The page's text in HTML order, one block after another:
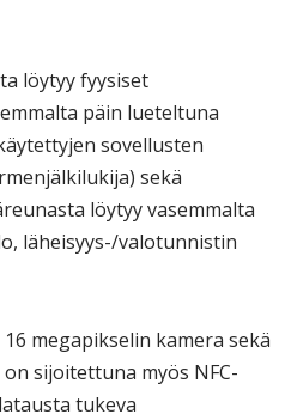
löytyy fyysiset
päin lueteltuna
sovellusten
sekä
löytyy vasemmalta
läheisyys-/valotunnistin
megapikselin kamera sekä
sijoitettuna myös NFC-
tukeva